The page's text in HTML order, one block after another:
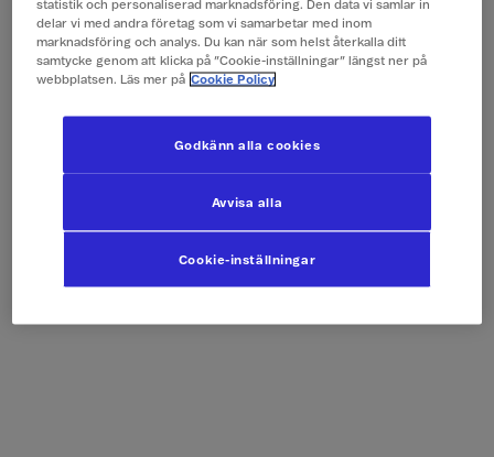
statistik och personaliserad marknadsföring. Den data vi samlar in
delar vi med andra företag som vi samarbetar med inom
marknadsföring och analys. Du kan när som helst återkalla ditt
samtycke genom att klicka på ”Cookie-inställningar” längst ner på
webbplatsen. Läs mer på Cookie Policy
Cookie-inställningar
Avvisa alla
Godkänn alla cookies